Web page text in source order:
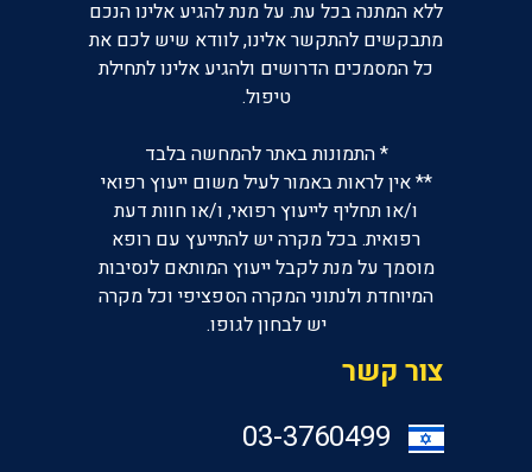
ללא המתנה בכל עת. על מנת להגיע אלינו הנכם
מתבקשים להתקשר אלינו, לוודא שיש לכם את
כל המסמכים הדרושים ולהגיע אלינו לתחילת
טיפול.
* התמונות באתר להמחשה בלבד
** אין לראות באמור לעיל משום ייעוץ רפואי
ו/או תחליף לייעוץ רפואי, ו/או חוות דעת
רפואית. בכל מקרה יש להתייעץ עם רופא
מוסמך על מנת לקבל ייעוץ המותאם לנסיבות
המיוחדת ולנתוני המקרה הספציפי וכל מקרה
יש לבחון לגופו.
צור קשר
‎03-3760499